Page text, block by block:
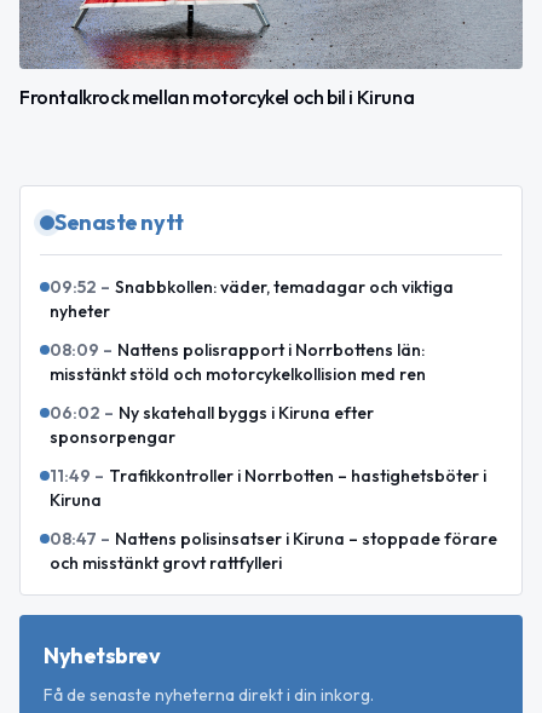
Frontalkrock mellan motorcykel och bil i Kiruna
Senaste nytt
09:52 – Snabbkollen: väder, temadagar och viktiga
nyheter
08:09 – Nattens polisrapport i Norrbottens län:
misstänkt stöld och motorcykelkollision med ren
06:02 – Ny skatehall byggs i Kiruna efter
sponsorpengar
11:49 – Trafikkontroller i Norrbotten – hastighetsböter i
Kiruna
08:47 – Nattens polisinsatser i Kiruna – stoppade förare
och misstänkt grovt rattfylleri
Nyhetsbrev
Få de senaste nyheterna direkt i din inkorg.